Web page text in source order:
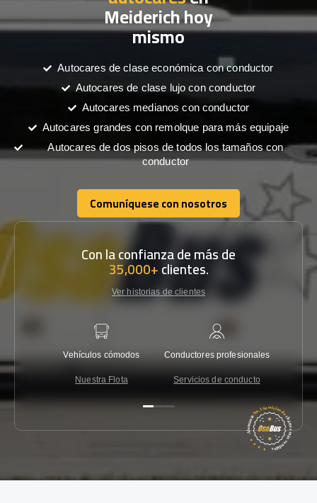
Meiderich hoy
mismo
Autocares de clase económica con conductor
Autocares de clase lujo con conductor
Autocares medianos con conductor
Autocares grandes con remolque para más equipaje
Autocares de dos pisos de todos los tamaños con
conductor
Comuníquese con nosotros
Comuníquese con nosotros
Con la confianza de más de
35,000+clientes.
Ver historias de clientes
Vehículos cómodos
Nuestra Flota
Conductores profesionales
Servicios de conducto